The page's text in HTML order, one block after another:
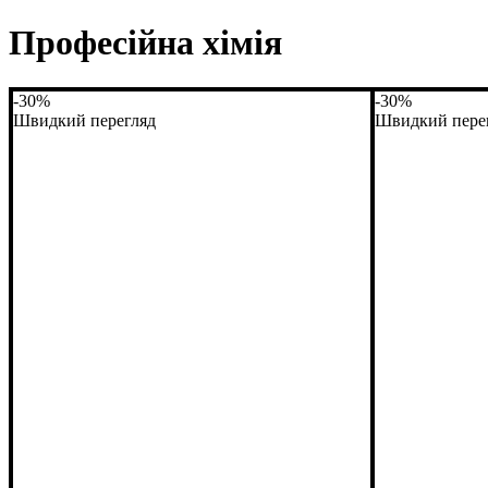
Професійна хімія
-30%
Швидкий перегляд
-30%
Швидкий